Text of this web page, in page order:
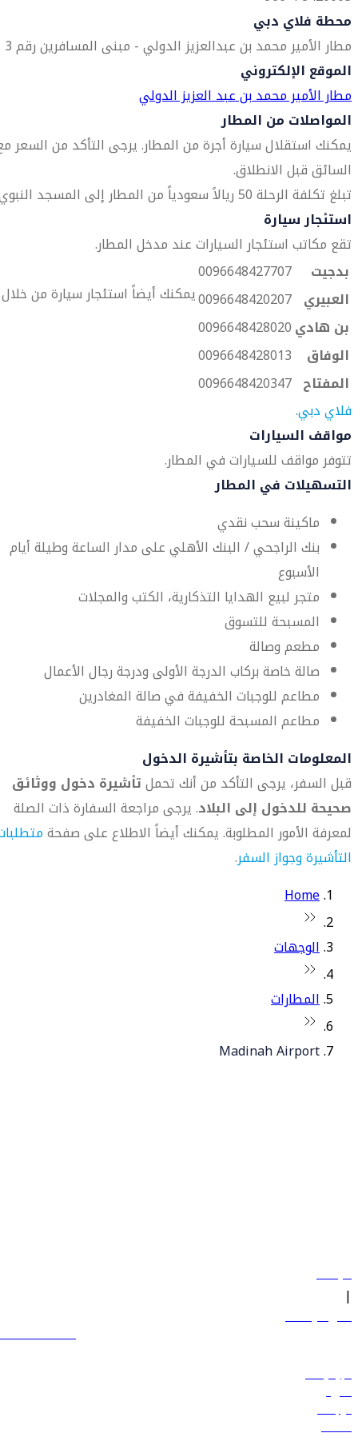
محطة فلاي دبي
مطار الأمير محمد بن عبدالعزيز الدولي - مبنى المسافرين رقم 3
الموقع الإلكتروني
مطار الأمير محمد بن عبد العزيز الدولي
المواصلات من المطار
يمكنك استقلال سيارة أجرة من المطار. يرجى التأكد من السعر
السائق قبل الانطلاق.
تبلغ تكلفة الرحلة 50 ريالاً سعودياً من المطار إلى المسجد النبوي.
استئجار سيارة
تقع مكاتب استئجار السيارات عند مدخل المطار.
بدجيت
0096648427707
العبيري 0096648420207
بن هادي0096648428020
الوفاق
0096648428013
المفتاح 0096648420347
يمكنك أيضاً استئجار سيارة من خلال
فلاي دبي.
مواقف السيارات
تتوفر مواقف للسيارات في المطار.
التسهيلات في المطار
ماكينة سحب نقدي
بنك الراجحي / البنك الأهلي على مدار الساعة وطيلة أيام
الأسبوع
متجر لبيع الهدايا التذكارية، الكتب والمجلات
المسبحة للتسوق
مطعم وصالة
صالة خاصة بركاب الدرجة الأولى ودرجة رجال الأعمال
مطاعم للوجبات الخفيفة في صالة المغادرين
مطاعم المسبحة للوجبات الخفيفة
المعلومات الخاصة بتأشيرة الدخول
قبل السفر، يرجى التأكد من أنك تحملتأشيرة دخول ووثائق
صحيحة للدخول إلى البلاد. يرجى مراجعة السفارة ذات الصلة
لمعرفة الأمور المطلوبة. يمكنك أيضاً الاطلاع على صفحة
التأشيرة وجواز السفر.
Home
الوجهات
المطارات
Madinah Airport
سياساتنا
|
الشروط والأحكام
600 544 445
حجز الرحلات
العروض
الوجهات
الأمتعة